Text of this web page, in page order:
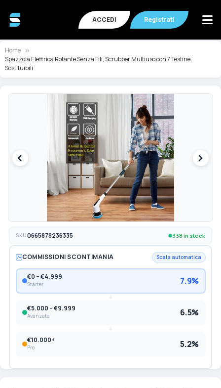
ACCEDI Registrati
Home
Spazzola Elettrica Rotante Senza Fili, Scrubber Multiuso con 7 Testine
Sostituibili
Vai
immagini
Vai
SKU0665878236335 338 in stock
COMMISSIONI SCONTIMANIA Scala automatica
€0 – €4.999
Starter 7.9%
€5.000 – €9.999
Avanzate 6.5%
€10.000+
Pro 5.2%